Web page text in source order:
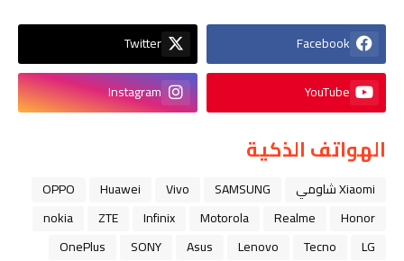
Facebook
Twitter
YouTube
Instagram
الهواتف الذكية
Xiaomi شاومي SAMSUNG
Vivo
Huawei
OPPO
Honor
Realme
Motorola
Infinix
ZTE
nokia
LG
Tecno
Lenovo
Asus
SONY
OnePlus